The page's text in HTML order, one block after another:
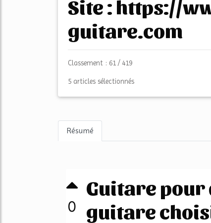
Site : https://www.le-manche-de-
guitare.com
Classement : 61 / 419
5 articles sélectionnés
Résumé
0
Guitare pour
guitare